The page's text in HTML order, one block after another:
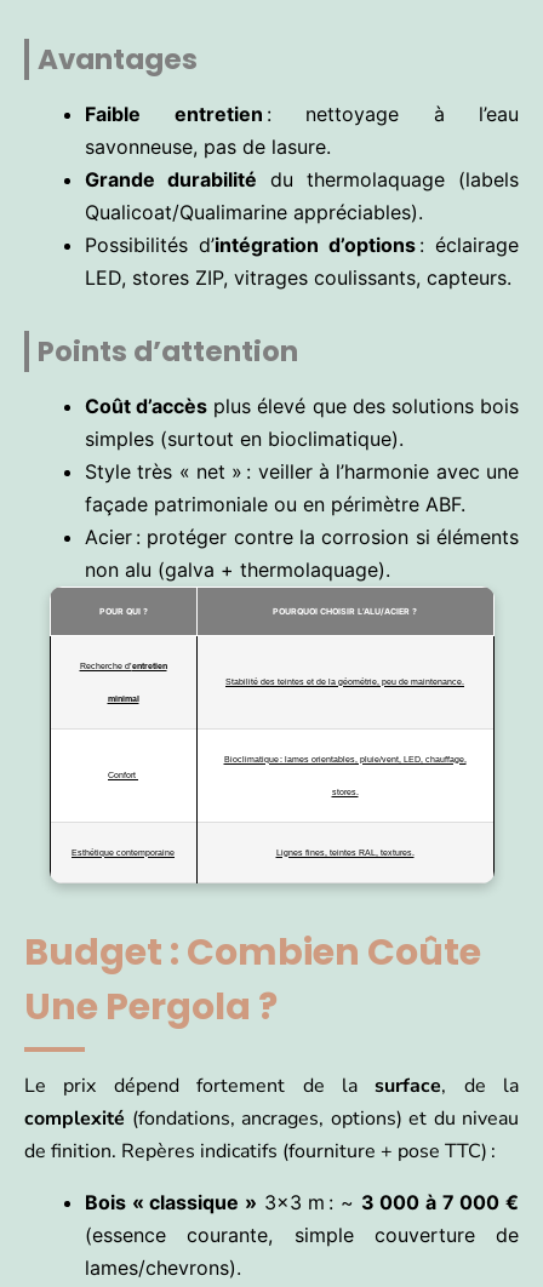
Avantages
Faible entretien : nettoyage à l’eau
savonneuse, pas de lasure.
Grande durabilité du thermolaquage (labels
Qualicoat/Qualimarine appréciables).
Possibilités d’intégration d’options : éclairage
LED, stores ZIP, vitrages coulissants, capteurs.
Points d’attention
Coût d’accès plus élevé que des solutions bois
simples (surtout en bioclimatique).
Style très « net » : veiller à l’harmonie avec une
façade patrimoniale ou en périmètre ABF.
Acier : protéger contre la corrosion si éléments
non alu (galva + thermolaquage).
POUR QUI ? POURQUOI CHOISIR L’ALU/ACIER ?
Recherche d’entretien
minimal
Stabilité des teintes et de la géométrie, peu de maintenance.
Confort
Bioclimatique : lames orientables, pluie/vent, LED, chauffage,
stores.
Esthétique contemporaine Lignes fines, teintes RAL, textures.
Budget : Combien Coûte
Une Pergola ?
Le prix dépend fortement de lasurface, de la
complexité (fondations, ancrages, options) et du niveau
de finition. Repères indicatifs (fourniture + pose TTC) :
Bois « classique » 3×3 m : ~ 3 000 à 7 000 €
(essence courante, simple couverture de
lames/chevrons).